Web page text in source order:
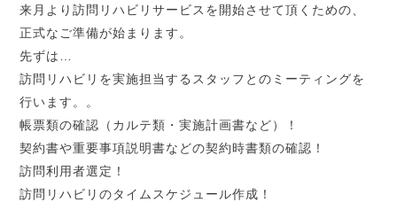
来月より訪問リハビリサービスを開始させて頂くための、
正式なご準備が始まります。
先ずは…
訪問リハビリを実施担当するスタッフとのミーティングを
行います。。
帳票類の確認（カルテ類・実施計画書など）！
契約書や重要事項説明書などの契約時書類の確認！
訪問利用者選定！
訪問リハビリのタイムスケジュール作成！